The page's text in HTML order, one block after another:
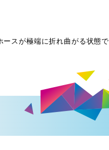
ースが極端に折れ曲がる状態で